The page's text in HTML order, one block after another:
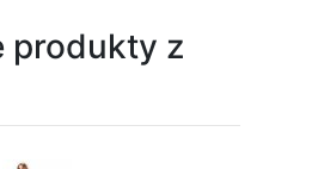
produkty z